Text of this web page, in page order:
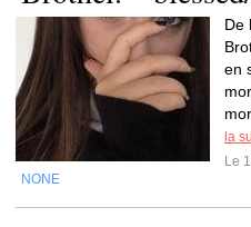
De
en
la
Le
NONE